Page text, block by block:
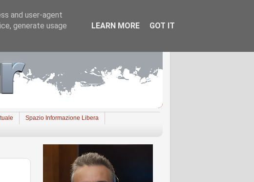
Spazio Informazione Libera
and user-agent
generate usage
LEARN MORE GOT IT